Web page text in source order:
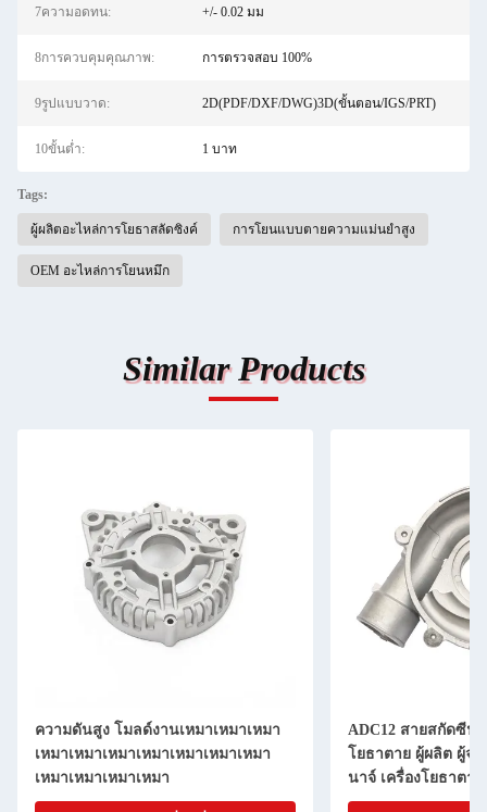
7ความอดทน: +/- 0.02 มม
8การควบคุมคุณภาพ: การตรวจสอบ 100%
9รูปแบบวาด: 2D(PDF/DXF/DWG)3D(ขั้นตอน/IGS/PRT)
10ขั้นต่ำ: 1 บาท
Tags:
ผู้ผลิตอะไหล่การโยธาสลัดซิงค์ การโยนแบบตายความแม่นยําสูง
OEM อะไหล่การโยนหมึก
Similar Products
ความดันสูง โมลด์งานเหมาเหมาเหมา
เหมาเหมาเหมาเหมาเหมาเหมาเหมา
เหมาเหมาเหมาเหมา
ADC12 สายสกัดซีน
โยธาตาย ผู้ผลิต ผู้จํ
นาจ์ เครื่องโยธาตาย